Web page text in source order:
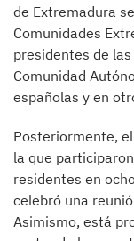
de Extremadura
Comunidades
presidentes de
Comunidad
españolas y en
Posteriormente,
la que
residentes en
celebró una
Asimismo, está